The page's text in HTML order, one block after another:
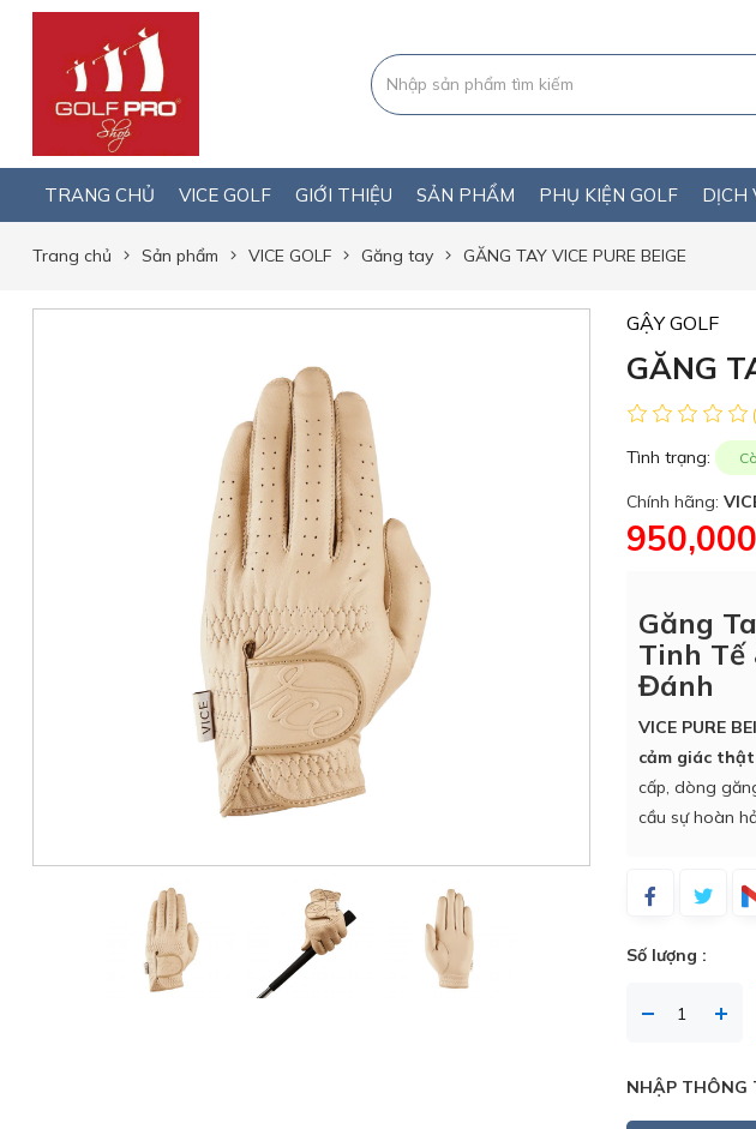
TRANG CHỦ VICE GOLF GIỚI THIỆU SẢN PHẨM PHỤ KIỆN GOLF DỊCH
Trang chủ Sản phẩm VICE GOLF Găng tay GĂNG TAY VICE PURE BEIGE
GẬY GOLF
GĂNG
Tình trạng:
Chính hãng:
Găng
Tinh Tế
Đánh
VICE PURE
cảm giác
cấp, dòng
cầu sự hoàn
Số lượng :
NHẬP THÔNG